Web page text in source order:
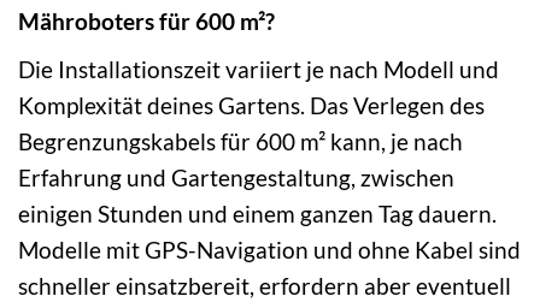
Mähroboters für 600 m²?
Die Installationszeit variiert je nach Modell und
Komplexität deines Gartens. Das Verlegen des
Begrenzungskabels für 600 m² kann, je nach
Erfahrung und Gartengestaltung, zwischen
einigen Stunden und einem ganzen Tag dauern.
Modelle mit GPS-Navigation und ohne Kabel sind
schneller einsatzbereit, erfordern aber eventuell